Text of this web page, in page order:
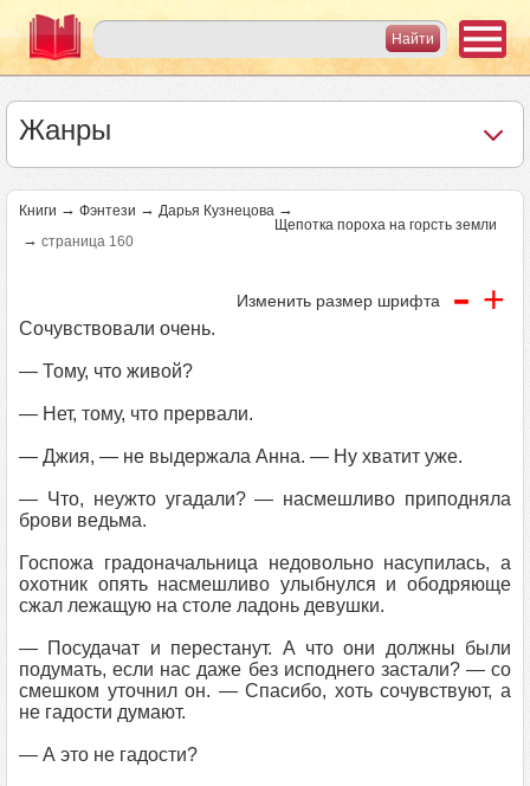
Жанры
Книги → Фэнтези → Дарья Кузнецова →
Щепотка пороха на горсть земли
→ страница 160
Изменить размер шрифта - +
Сочувствовали очень.
— Тому, что живой?
— Нет, тому, что прервали.
— Джия, — не выдержала Анна. — Ну хватит уже.
— Что, неужто угадали? — насмешливо приподняла
брови ведьма.
Госпожа градоначальница недовольно насупилась, а
охотник опять насмешливо улыбнулся и ободряюще
сжал лежащую на столе ладонь девушки.
— Посудачат и перестанут. А что они должны были
подумать, если нас даже без исподнего застали? — со
смешком уточнил он. — Спасибо, хоть сочувствуют, а
не гадости думают.
— А это не гадости?